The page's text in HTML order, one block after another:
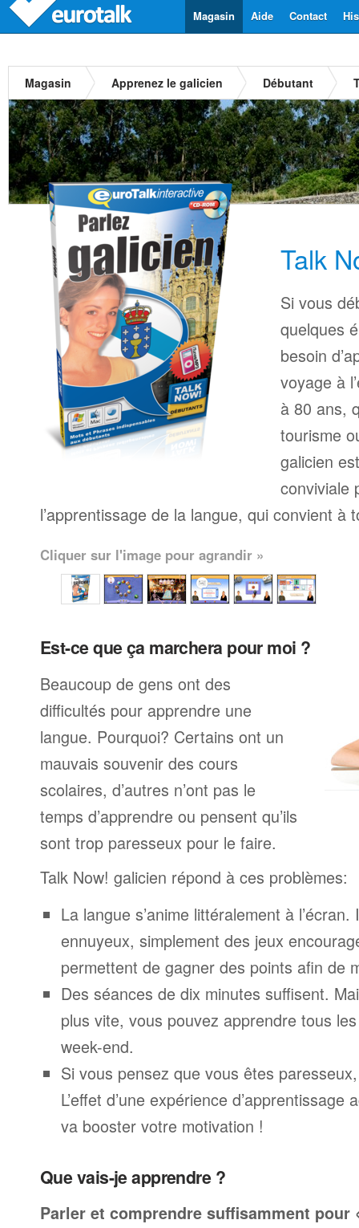
Contact
Aide
Magasin
Magasin Apprenez le galicien Débutant
Talk
Si vous
quelques
besoin
voyage à
à 80 ans,
tourisme
galicien
conviviale
l’apprentissage de la langue, qui convient à
Cliquer sur l'image pour agrandir »
Est-ce que ça marchera pour moi ?
Beaucoup de gens ont des
difficultés pour apprendre une
langue. Pourquoi? Certains ont un
mauvais souvenir des cours
scolaires, d’autres n’ont pas le
temps d’apprendre ou pensent qu’ils
sont trop paresseux pour le faire.
Talk Now! galicien répond à ces problèmes:
La langue s’anime littéralement à l’écran.
ennuyeux, simplement des jeux
permettent de gagner des points afin de
Des séances de dix minutes suffisent.
plus vite, vous pouvez apprendre tous
week-end.
Si vous pensez que vous êtes
L’effet d’une expérience
va booster votre motivation !
Que vais-je apprendre ?
Parler et comprendre suffisamment pour